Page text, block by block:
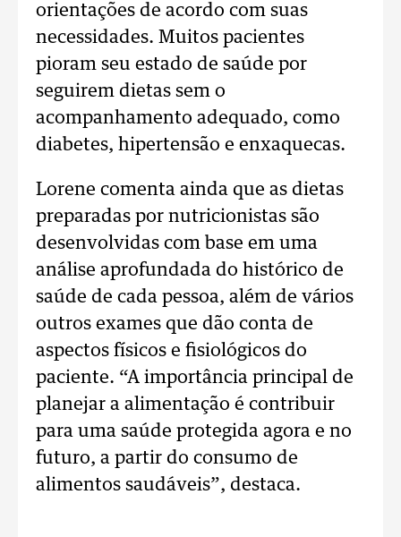
orientações de acordo com suas
necessidades. Muitos pacientes
pioram seu estado de saúde por
seguirem dietas sem o
acompanhamento adequado, como
diabetes, hipertensão e enxaquecas.
Lorene comenta ainda que as dietas
preparadas por nutricionistas são
desenvolvidas com base em uma
análise aprofundada do histórico de
saúde de cada pessoa, além de vários
outros exames que dão conta de
aspectos físicos e fisiológicos do
paciente. “A importância principal de
planejar a alimentação é contribuir
para uma saúde protegida agora e no
futuro, a partir do consumo de
alimentos saudáveis”, destaca.